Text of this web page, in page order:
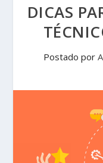
DICAS
Postado por